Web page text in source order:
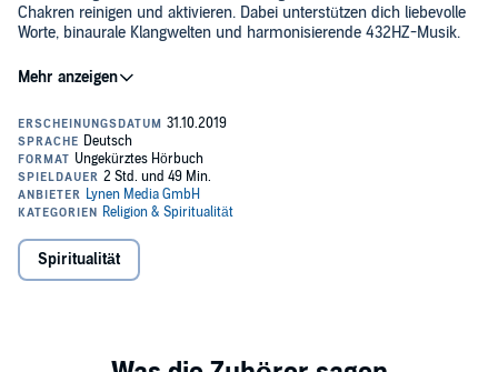
Chakren reinigen und aktivieren. Dabei unterstützen dich liebevolle
Worte, binaurale Klangwelten und harmonisierende 432HZ-Musik.
Das Wort "Chakra" steht für "Rad" oder "Kreis". Stell dir die 7
möglich zirkulieren darf. Es gilt, diese Chakren immer wieder zu
öffnen und die Lebensenergie fließen zu lassen.
Nimm dir jeden Tag 15 Minuten Zeit für deine Chakren. Körper, Geist
und Seele werden es dir danken. Die zertifizierte NLP-Hypnose-
Trainerin Tanja Kohl zeigt dir in diesem einzigartigen Programm auf,
wie du dich mit meditativer Selbsthypnose tief entspannen und
dann wirkungsvoll auf das jeweilige Chakra eingehen kannst. Die
Spiritualität